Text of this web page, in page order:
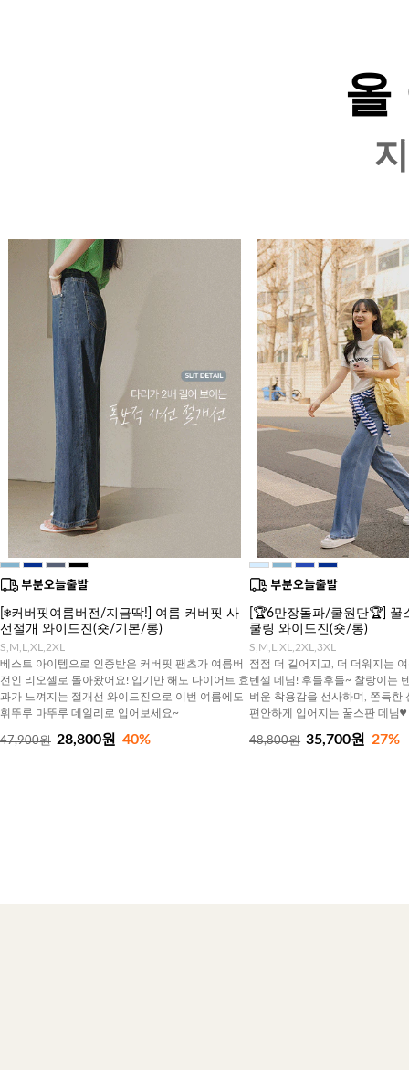
올
[❄️커버핏여름버전/지금딱!] 여름 커버핏 사
선절개 와이드진(숏/기본/롱)
S,M,L,XL,2XL
베스트 아이템으로 인증받은 커버핏 팬츠가 여름버
전인 리오셀로 돌아왔어요! 입기만 해도 다이어트 효
과가 느껴지는 절개선 와이드진으로 이번 여름에도
휘뚜루 마뚜루 데일리로 입어보세요~
47,900원 28,800원 40%
[🏆6만장돌파/쿨원단🏆] 꿀
쿨링 와이드진(숏/롱)
S,M,L,XL,2XL,3XL
점점 더 길어지고, 더 더워지는
텐셀 데님! 후들후들~ 찰랑이는
벼운 착용감을 선사하며, 쫀득한
편안하게 입어지는 꿀스판 데님♥
48,800원 35,700원 27%